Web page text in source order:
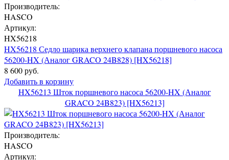
Производитель:
HASCO
Артикул:
HX56218
HX56218 Седло шарика верхнего клапана поршневого насоса
56200-HX (Аналог GRACO 24B828) [HX56218]
8 600 руб.
Добавить в корзину
HX56213 Шток поршневого насоса 56200-HX (Аналог
GRACO 24B823) [HX56213]
Производитель:
HASCO
Артикул: